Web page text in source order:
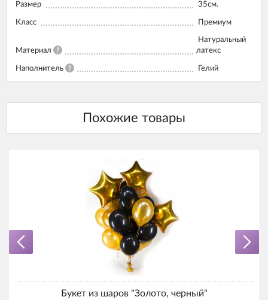
Размер 35см.
Класс Премиум
Материал ?
Натуральный
латекс
Наполнитель ? Гелий
Букет из шаров "Золото, черный"